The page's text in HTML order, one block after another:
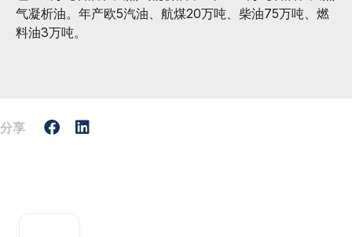
气凝析油。年产欧5汽油、航煤20万吨、柴油75万吨、燃
料油3万吨。
分享